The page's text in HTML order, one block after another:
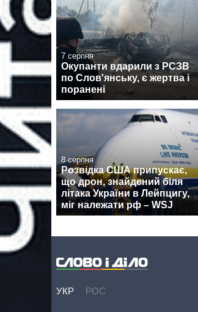
7 серпня
Окупанти вдарили з РСЗВ
по Слов'янську, є жертва і
поранені
8 серпня
Розвідка США припускає,
що дрон, знайдений біля
літака України в Лейпцигу,
міг належати рф – WSJ
УКР РОС